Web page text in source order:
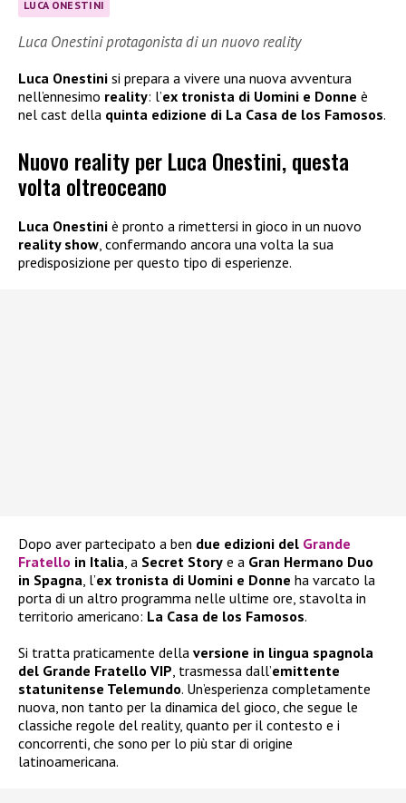
LUCA ONESTINI
Luca Onestini protagonista di un nuovo reality
Luca Onestini si prepara a vivere una nuova avventura
nell’ennesimo reality: l’ex tronista di Uomini e Donne è
nel cast della quinta edizione di La Casa de los Famosos.
Nuovo reality per Luca Onestini, questa
volta oltreoceano
Luca Onestini è pronto a rimettersi in gioco in un nuovo
reality show , confermando ancora una volta la sua
predisposizione per questo tipo di esperienze.
Dopo aver partecipato a ben due edizioni del Grande
Fratello in Italia , a Secret Story e a Gran Hermano Duo
in Spagna , l’ex tronista di Uomini e Donne ha varcato la
porta di un altro programma nelle ultime ore, stavolta in
territorio americano: La Casa de los Famosos.
Si tratta praticamente della versione in lingua spagnola
del Grande Fratello VIP , trasmessa dall’emittente
statunitense Telemundo. Un’esperienza completamente
nuova, non tanto per la dinamica del gioco, che segue le
classiche regole del reality, quanto per il contesto e i
concorrenti, che sono per lo più star di origine
latinoamericana.